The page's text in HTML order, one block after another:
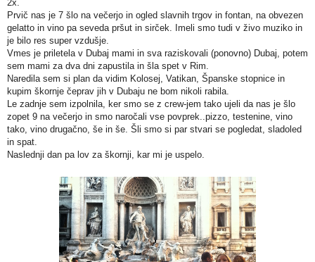
2x.
Prvič nas je 7 šlo na večerjo in ogled slavnih trgov in fontan, na obvezen
gelatto in vino pa seveda pršut in sirček. Imeli smo tudi v živo muziko in
je bilo res super vzdušje.
Vmes je priletela v Dubaj mami in sva raziskovali (ponovno) Dubaj, potem
sem mami za dva dni zapustila in šla spet v Rim.
Naredila sem si plan da vidim Kolosej, Vatikan, Španske stopnice in
kupim škornje čeprav jih v Dubaju ne bom nikoli rabila.
Le zadnje sem izpolnila, ker smo se z crew-jem tako ujeli da nas je šlo
zopet 9 na večerjo in smo naročali vse povprek..pizzo, testenine, vino
tako, vino drugačno, še in še. Šli smo si par stvari se pogledat, sladoled
in spat.
Naslednji dan pa lov za škornji, kar mi je uspelo.